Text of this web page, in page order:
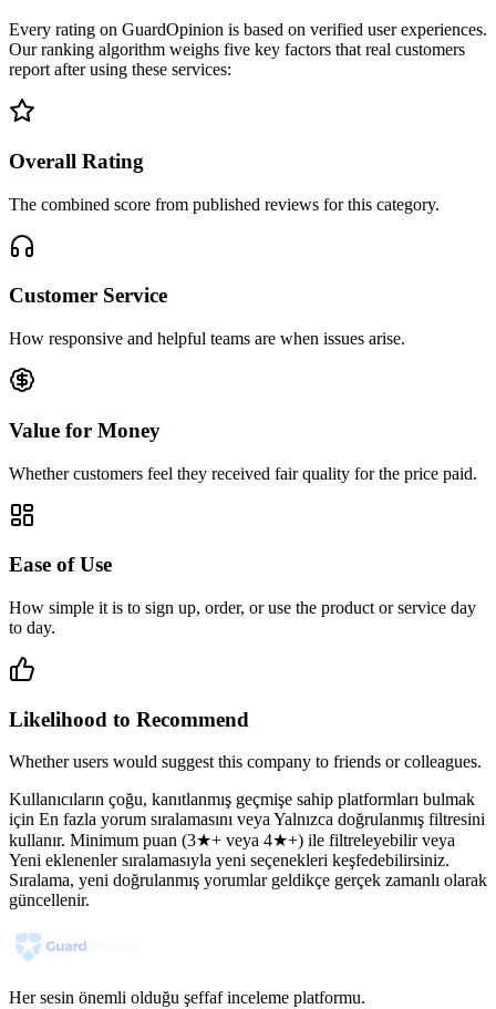
Every rating on GuardOpinion is based on verified user experiences.
Our ranking algorithm weighs five key factors that real customers
report after using these services:
Overall Rating
The combined score from published reviews for this category.
Customer Service
How responsive and helpful teams are when issues arise.
Value for Money
Whether customers feel they received fair quality for the price paid.
Ease of Use
How simple it is to sign up, order, or use the product or service day
to day.
Likelihood to Recommend
Whether users would suggest this company to friends or colleagues.
Kullanıcıların çoğu, kanıtlanmış geçmişe sahip platformları bulmak
için En fazla yorum sıralamasını veya Yalnızca doğrulanmış filtresini
kullanır. Minimum puan (3★+ veya 4★+) ile filtreleyebilir veya
Yeni eklenenler sıralamasıyla yeni seçenekleri keşfedebilirsiniz.
Sıralama, yeni doğrulanmış yorumlar geldikçe gerçek zamanlı olarak
güncellenir.
Her sesin önemli olduğu şeffaf inceleme platformu.